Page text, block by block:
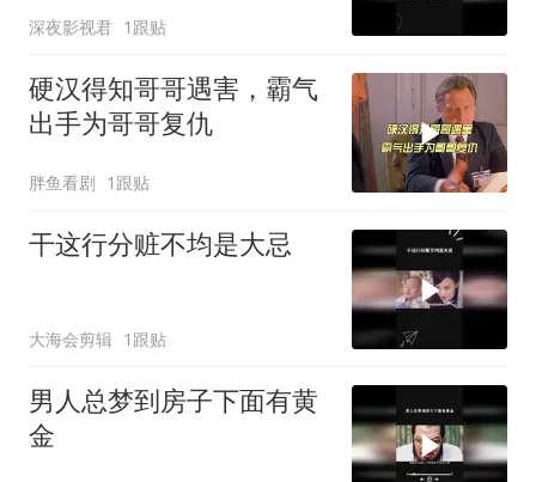
深夜影视君 1跟贴
硬汉得知哥哥遇害，霸气
出手为哥哥复仇
胖鱼看剧 1跟贴
干这行分赃不均是大忌
大海会剪辑 1跟贴
男人总梦到房子下面有黄
金